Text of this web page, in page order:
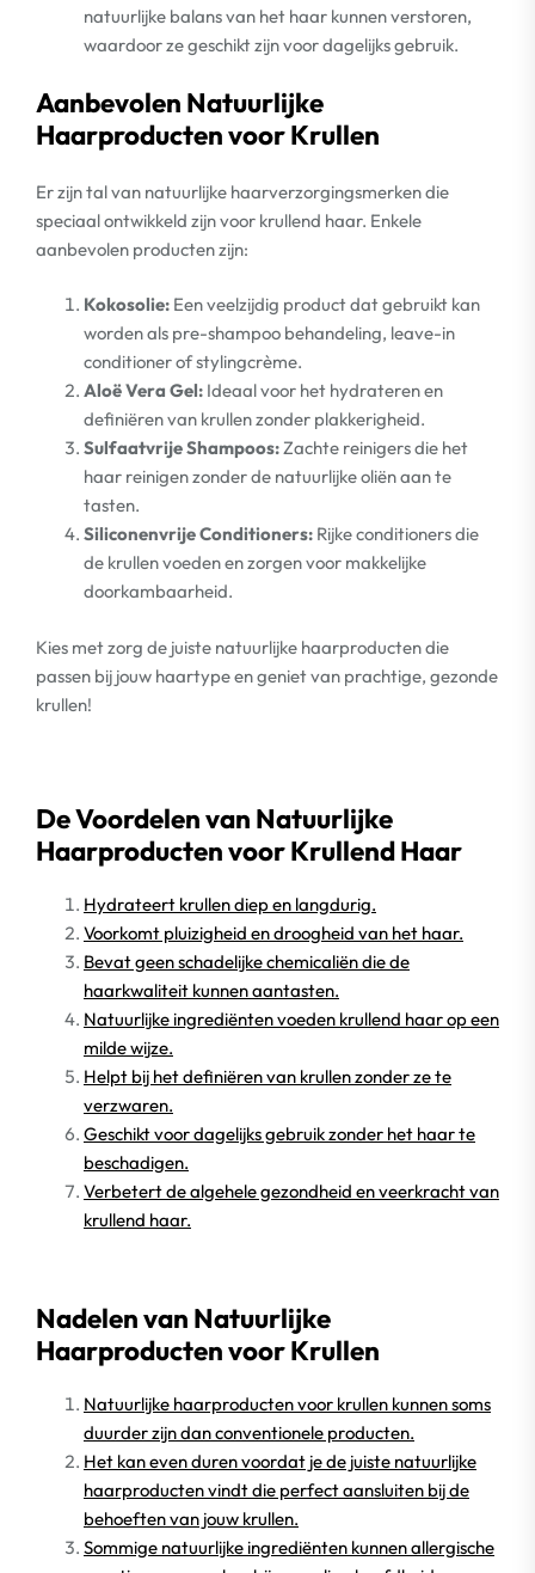
natuurlijke balans van het haar kunnen verstoren,
waardoor ze geschikt zijn voor dagelijks gebruik.
Aanbevolen Natuurlijke
Haarproducten voor Krullen
Er zijn tal van natuurlijke haarverzorgingsmerken die
speciaal ontwikkeld zijn voor krullend haar. Enkele
aanbevolen producten zijn:
Kokosolie: Een veelzijdig product dat gebruikt kan
worden als pre-shampoo behandeling, leave-in
conditioner of stylingcrème.
Aloë Vera Gel: Ideaal voor het hydrateren en
definiëren van krullen zonder plakkerigheid.
Sulfaatvrije Shampoos:Zachte reinigers die het
haar reinigen zonder de natuurlijke oliën aan te
tasten.
Siliconenvrije Conditioners: Rijke conditioners die
de krullen voeden en zorgen voor makkelijke
doorkambaarheid.
Kies met zorg de juiste natuurlijke haarproducten die
passen bij jouw haartype en geniet van prachtige, gezonde
krullen!
De Voordelen van Natuurlijke
Haarproducten voor Krullend Haar
Hydrateert krullen diep en langdurig.
Voorkomt pluizigheid en droogheid van het haar.
Bevat geen schadelijke chemicaliën die de
haarkwaliteit kunnen aantasten.
Natuurlijke ingrediënten voeden krullend haar op een
milde wijze.
Helpt bij het definiëren van krullen zonder ze te
verzwaren.
Geschikt voor dagelijks gebruik zonder het haar te
beschadigen.
Verbetert de algehele gezondheid en veerkracht van
krullend haar.
Nadelen van Natuurlijke
Haarproducten voor Krullen
Natuurlijke haarproducten voor krullen kunnen soms
duurder zijn dan conventionele producten.
Het kan even duren voordat je de juiste natuurlijke
haarproducten vindt die perfect aansluiten bij de
behoeften van jouw krullen.
Sommige natuurlijke ingrediënten kunnen allergische